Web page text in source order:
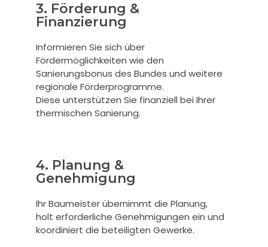
3. Förderung &
Finanzierung
Informieren Sie sich über
Fördermöglichkeiten wie den
Sanierungsbonus des Bundes und weitere
regionale Förderprogramme.
Diese unterstützen Sie finanziell bei Ihrer
thermischen Sanierung.
4. Planung &
Genehmigung
Ihr Baumeister übernimmt die Planung,
holt erforderliche Genehmigungen ein und
koordiniert die beteiligten Gewerke.